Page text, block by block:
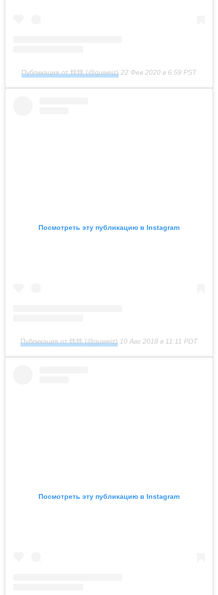
Публикация от 炜炜 (@guweiz) 22 Фев 2020 в 6:59 PST
Посмотреть эту публикацию в Instagram
Публикация от 炜炜 (@guweiz) 10 Авг 2018 в 11:11 PDT
Посмотреть эту публикацию в Instagram